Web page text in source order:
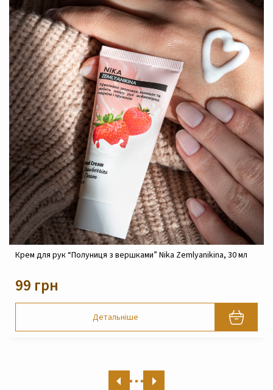
30 мл Крем реконструюючий живильний для обличчя Nika
820 грн